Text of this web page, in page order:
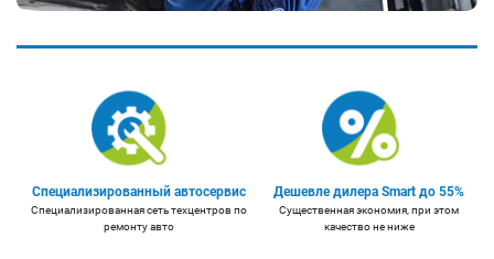
Специализированный автосервис
Специализированная сеть техцентров по
ремонту авто
Дешевле дилера Smart до 55%
Существенная экономия, при этом
качество не ниже